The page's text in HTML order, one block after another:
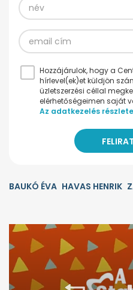
Hozzájárulok, hogy a
hírlevel(ek)et küldjön
üzletszerzési céllal
elérhetőségeimen saját
Az adatkezelés
BAUKÓ ÉVA HAVAS HENRIK